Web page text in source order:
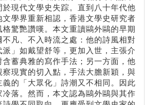
現代文學史失踪。直到八十年代他
學界重新相認，香港文學史研究者
驚艷讚嘆。本文重讀鷗外鷗的早期
凡、不入時流之處：他的詩風相對
」如戴望舒等，更加入世，主張介
含蓄典雅的寫作手法；另一方面，他
察現實的切入點，手法大膽新穎，與
的「大眾化」詩潮又不相同。因此
落。然而，本文認為鷗外鷗與其作